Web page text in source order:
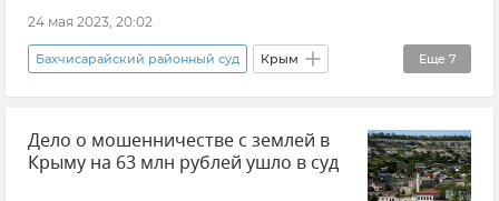
Экология
24 мая 2023, 20:02
Еще 7
Бахчисарайский районный суд Крым
Бахчисарайский район
Прокуратура Республики Крым
Дело о мошенничестве с землей в
Крыму на 63 млн рублей ушло в суд